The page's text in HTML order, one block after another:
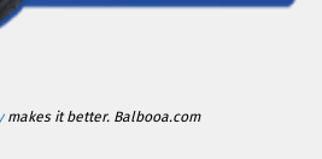
makes it better. Balbooa.com